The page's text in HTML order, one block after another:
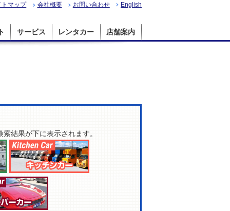
トマップ 会社概要 お問い合わせ English
サービス レンタカー 店舗案内
結果が下に表示されます。